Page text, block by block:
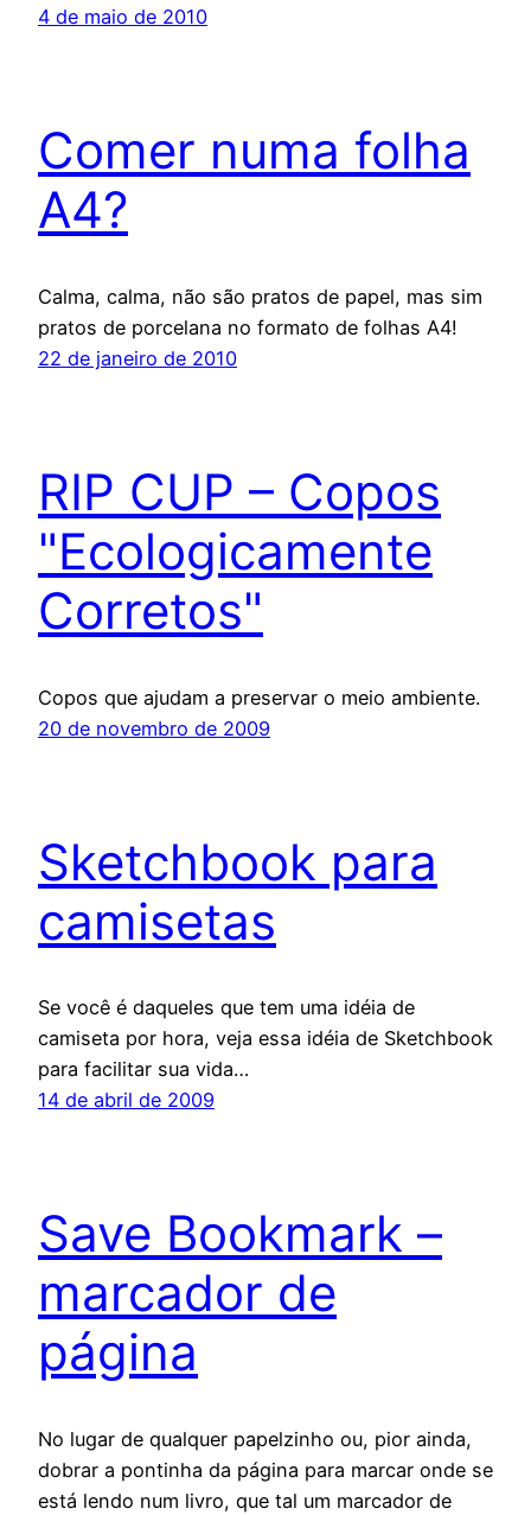
4 de maio de 2010
Comer numa folha
A4?
Calma, calma, não são pratos de papel, mas sim
pratos de porcelana no formato de folhas A4!
22 de janeiro de 2010
RIP CUP – Copos
"Ecologicamente
Corretos"
Copos que ajudam a preservar o meio ambiente.
20 de novembro de 2009
Sketchbook para
camisetas
Se você é daqueles que tem uma idéia de
camiseta por hora, veja essa idéia de Sketchbook
para facilitar sua vida…
14 de abril de 2009
Save Bookmark –
marcador de
página
No lugar de qualquer papelzinho ou, pior ainda,
dobrar a pontinha da página para marcar onde se
está lendo num livro, que tal um marcador de